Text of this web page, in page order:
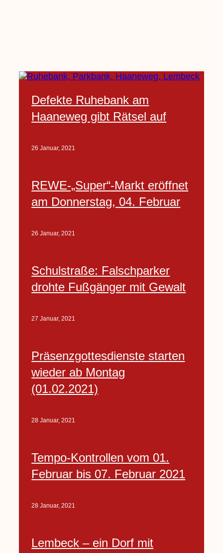
Defekte Ruhebank am
Haaneweg gibt Rätsel auf
26 Januar, 2021
REWE-„Super“-Markt eröffnet
am Donnerstag, 04. Februar
26 Januar, 2021
Schulstraße: Falschparker
drohte Fußgänger mit Gewalt
27 Januar, 2021
Präsenzgottesdienste starten
wieder ab Montag
(01.02.2021)
28 Januar, 2021
Tempo-Kontrollen vom 01.
Februar bis 07. Februar 2021
28 Januar, 2021
Lembeck – ein Dorf mit